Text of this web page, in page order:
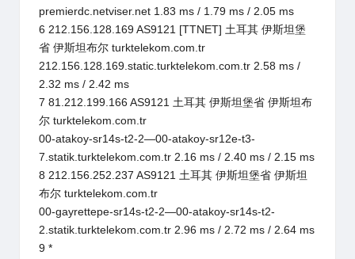
premierdc.netviser.net 1.83 ms / 1.79 ms / 2.05 ms
6 212.156.128.169 AS9121 [TTNET] 土耳其 伊斯坦堡
省 伊斯坦布尔 turktelekom.com.tr
212.156.128.169.static.turktelekom.com.tr 2.58 ms /
2.32 ms / 2.42 ms
7 81.212.199.166 AS9121 土耳其 伊斯坦堡省 伊斯坦布
尔 turktelekom.com.tr
00-atakoy-sr14s-t2-2—00-atakoy-sr12e-t3-
7.statik.turktelekom.com.tr 2.16 ms / 2.40 ms / 2.15 ms
8 212.156.252.237 AS9121 土耳其 伊斯坦堡省 伊斯坦
布尔 turktelekom.com.tr
00-gayrettepe-sr14s-t2-2—00-atakoy-sr14s-t2-
2.statik.turktelekom.com.tr 2.96 ms / 2.72 ms / 2.64 ms
9 *